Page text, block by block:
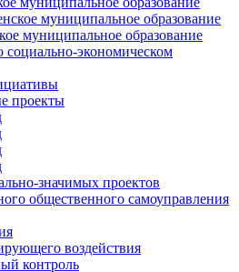
муниципальное образование
муниципальное образование
экономическом
проекты
значимых проектов
общественного самоуправления
воздействия
контроль